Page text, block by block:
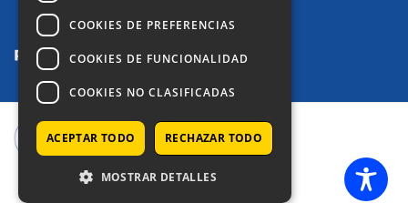
COPYRIGHT © 2025 - COLEGIO ALKOR
SETUP MENUS IN ADMIN PANEL
COOKIES DE PREFERENCIAS
COOKIES DE FUNCIONALIDAD
COOKIES NO CLASIFICADAS
ACEPTAR TODO RECHAZAR TODO
MOSTRAR DETALLES